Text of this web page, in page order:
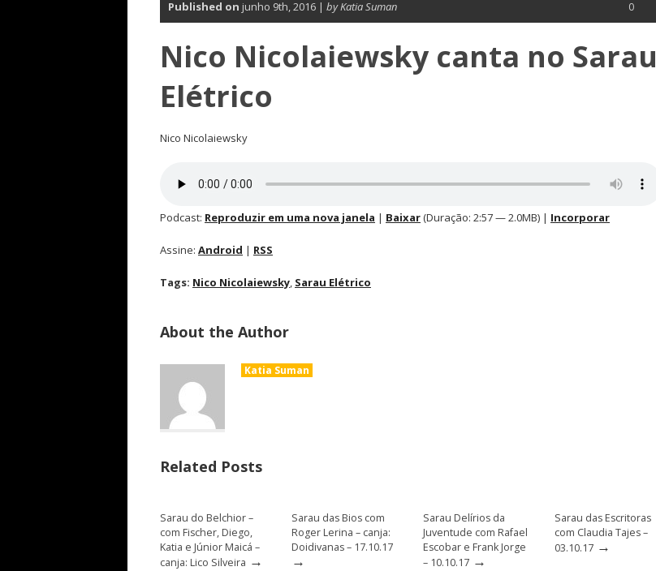
Published on junho 9th, 2016 | by Katia Suman 0
Nico Nicolaiewsky canta no Sarau
Elétrico
Nico Nicolaiewsky
Podcast: Reproduzir em uma nova janela | Baixar(Duração: 2:57 — 2.0MB) | Incorporar
Assine: Android | RSS
Tags: Nico Nicolaiewsky, Sarau Elétrico
About the Author
Katia Suman
Related Posts
Sarau do Belchior –
com Fischer, Diego,
Katia e Júnior Maicá –
canja: Lico Silveira →
Sarau das Bios com
Roger Lerina – canja:
Doidivanas – 17.10.17
→
Sarau Delírios da
Juventude com Rafael
Escobar e Frank Jorge
– 10.10.17 →
Sarau das Escritoras
com Claudia Tajes –
03.10.17 →